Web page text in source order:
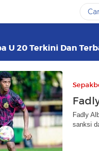
U 20 Terkini Dan
Fadly
sanksi